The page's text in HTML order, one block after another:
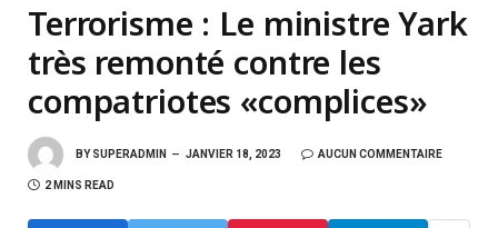
Terrorisme : Le ministre Yark
très remonté contre les
compatriotes «complices»
BY SUPERADMIN JANVIER 18, 2023 AUCUN COMMENTAIRE
2 MINS READ